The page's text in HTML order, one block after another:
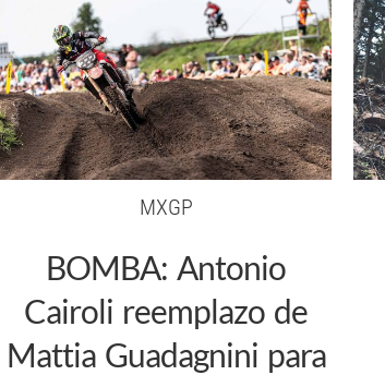
MXGP
BOMBA: Antonio
Cairoli reemplazo de
Mattia Guadagnini para